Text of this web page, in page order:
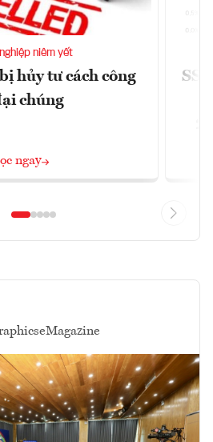
niêm yết
hủy tư cách công
chúng
ngay
SSI
eMagazine